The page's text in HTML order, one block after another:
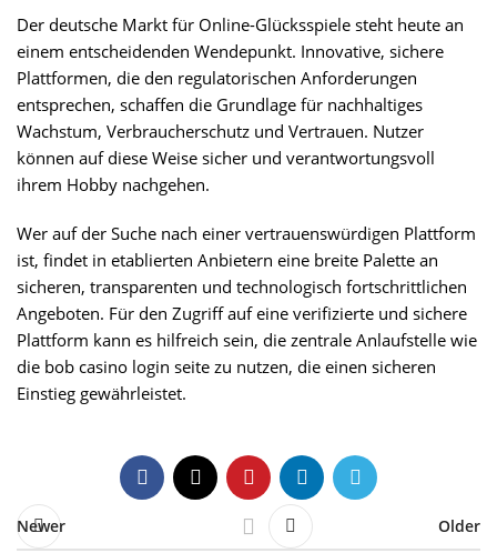
Der deutsche Markt für Online-Glücksspiele steht heute an
einem entscheidenden Wendepunkt. Innovative, sichere
Plattformen, die den regulatorischen Anforderungen
entsprechen, schaffen die Grundlage für nachhaltiges
Wachstum, Verbraucherschutz und Vertrauen. Nutzer
können auf diese Weise sicher und verantwortungsvoll
ihrem Hobby nachgehen.
Wer auf der Suche nach einer vertrauenswürdigen Plattform
ist, findet in etablierten Anbietern eine breite Palette an
sicheren, transparenten und technologisch fortschrittlichen
Angeboten. Für den Zugriff auf eine verifizierte und sichere
Plattform kann es hilfreich sein, die zentrale Anlaufstelle wie
die bob casino login seite zu nutzen, die einen sicheren
Einstieg gewährleistet.
Newer Older